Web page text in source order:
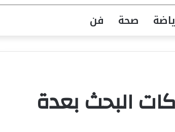
صحة فن
البحث بعدة